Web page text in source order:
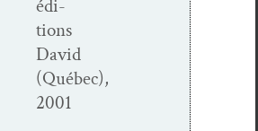
édi­
tions
David
(Québec),
2001